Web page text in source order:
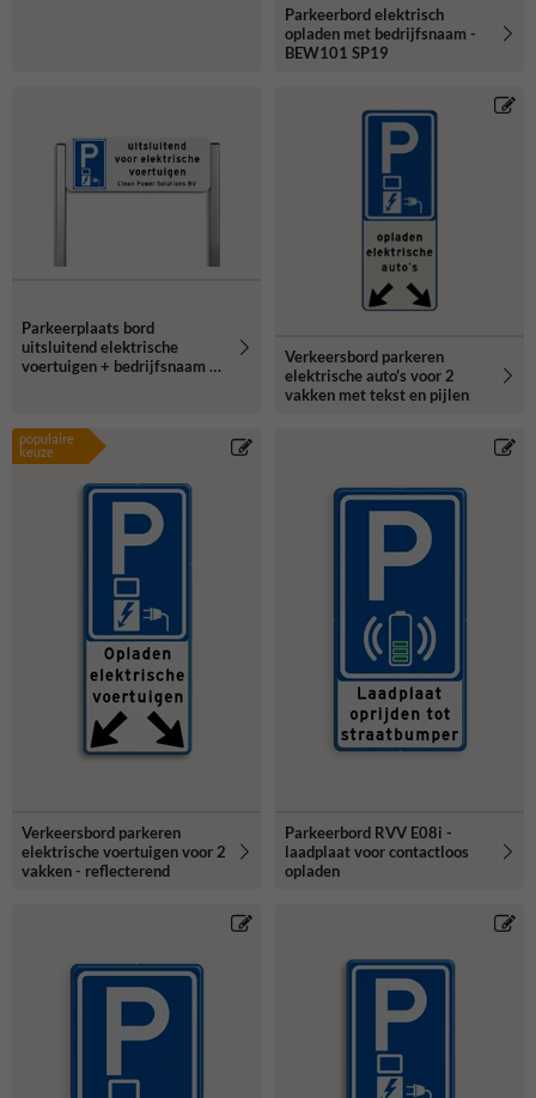
Parkeerbord elektrisch
opladen met bedrijfsnaam -
BEW101 SP19
Parkeerplaats bord
uitsluitend elektrische
voertuigen + bedrijfsnaam -
Verkeersbord parkeren
elektrische auto's voor 2
vakken met tekst en pijlen
populaire
keuze
Verkeersbord parkeren
elektrische voertuigen voor 2
vakken - reflecterend
Parkeerbord RVV E08i -
laadplaat voor contactloos
opladen